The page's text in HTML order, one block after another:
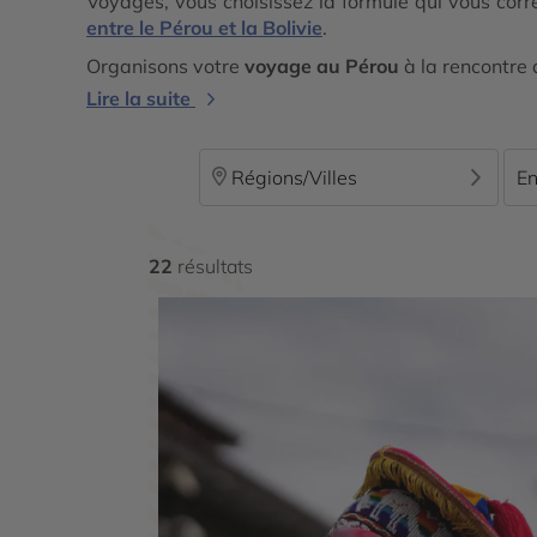
entre le Pérou et la Bolivie.
Organisons votre voyage au Pérou à la rencontre
Lire la suite
Régions/Villes
22 résultats